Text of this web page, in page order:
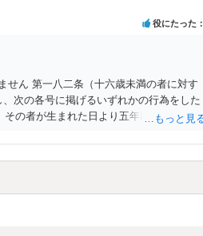
れることはないでしょう。 私見ながらご
役にたった
せん 第一八二条（十六歳未満の者に対す
次の各号に掲げるいずれかの行為をした
の者が生まれた日より五年以上前の日に
ず、反復して面会を要求すること。 三
面会を要求すること。 2前項の罪を犯
は、二年以下の拘禁刑又は百万円以下の